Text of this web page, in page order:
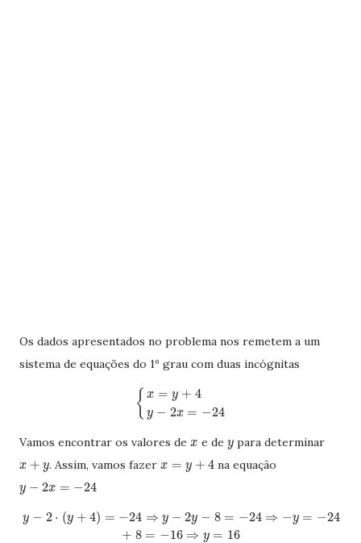
Os dados apresentados no problema nos remetem a um
sistema de equações do 1º grau com duas incógnitas
{ x = y + 4
y − 2x = −24
Vamos encontrar os valores de x e de y para determinar
x + y. Assim, vamos fazerx = y + 4 na equação
y − 2x = −24
y − 2 ⋅ (y + 4) = −24 ⇒ y − 2y − 8 = −24 ⇒ −y = −24
+ 8 = −16 ⇒ y = 16